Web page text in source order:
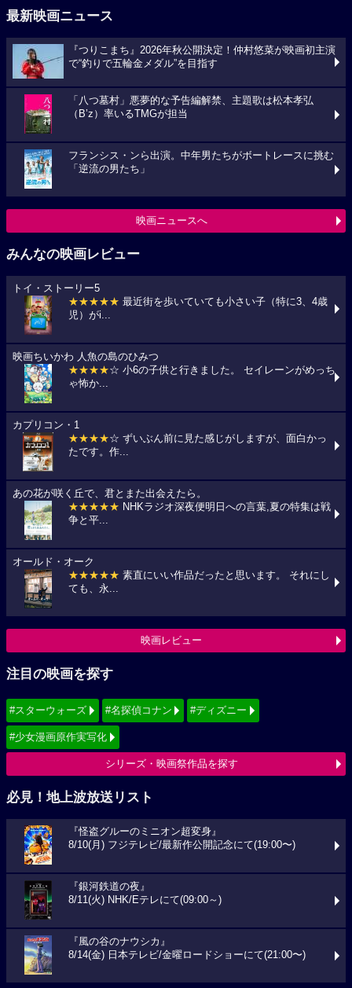
最新映画ニュース
『つりこまち』2026年秋公開決定！仲村悠菜が映画初主演
で“釣りで五輪金メダル”を目指す
「八つ墓村」悪夢的な予告編解禁、主題歌は松本孝弘
（B’z）率いるTMGが担当
フランシス・ンら出演。中年男たちがボートレースに挑む
「逆流の男たち」
映画ニュースへ
みんなの映画レビュー
トイ・ストーリー5
★★★★★ 最近街を歩いていても小さい子（特に3、4歳
児）がi...
映画ちいかわ 人魚の島のひみつ
★★★★☆ 小6の子供と行きました。 セイレーンがめっち
ゃ怖か...
カプリコン・1
★★★★☆ ずいぶん前に見た感じがしますが、面白かっ
たです。作...
あの花が咲く丘で、君とまた出会えたら。
★★★★★ NHKラジオ深夜便明日への言葉,夏の特集は戦
争と平...
オールド・オーク
★★★★★ 素直にいい作品だったと思います。 それにし
ても、永...
映画レビュー
注目の映画を探す
#スターウォーズ #名探偵コナン #ディズニー
#少女漫画原作実写化
シリーズ・映画祭作品を探す
必見！地上波放送リスト
『怪盗グルーのミニオン超変身』
8/10(月) フジテレビ/最新作公開記念にて(19:00〜)
『銀河鉄道の夜』
8/11(火) NHK/Eテレにて(09:00～)
『風の谷のナウシカ』
8/14(金) 日本テレビ/金曜ロードショーにて(21:00〜)